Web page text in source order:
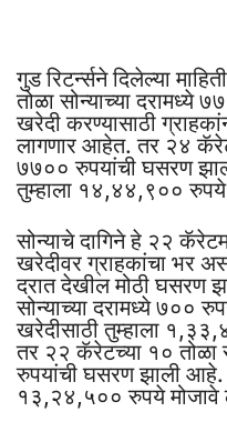
गुड रिटर्न्सने दिलेल्या
तोळा सोन्याच्या दरामध्ये
खरेदी करण्यासाठी
लागणार आहेत. तर २४
७७०० रुपयांची घसरण
तुम्हाला १४,४४,९००
सोन्याचे दागिने हे २२
खरेदीवर ग्राहकांचा भर
दरात देखील मोठी घसरण
सोन्याच्या दरामध्ये ७००
खरेदीसाठी तुम्हाला
तर २२ कॅरेटच्या १० तोळा
रुपयांची घसरण झाली आहे.
१३,२४,५०० रुपये मोजावे